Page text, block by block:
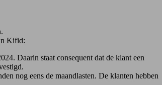
Kifid:
Daarin staat consequent dat de klant een
nog eens de maandlasten. De klanten hebben